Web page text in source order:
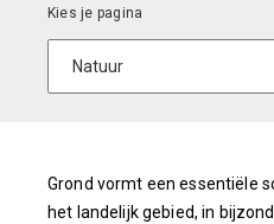
Grond vormt een essentiële
het landelijk gebied, in